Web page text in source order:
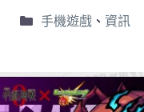
手機遊戲、 資訊